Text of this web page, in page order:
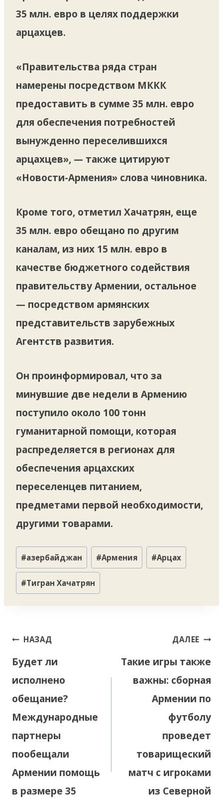
35 млн. евро в целях поддержки
арцахцев.
«Правительства ряда стран
намерены посредством МККК
предоставить в сумме 35 млн. евро
для обеспечения потребностей
вынужденно переселившихся
арцахцев», — также цитируют
«Новости-Армения» слова чиновника.
Кроме того, отметил Хачатрян, еще
35 млн. евро обещано по другим
каналам, из них 15 млн. евро в
качестве бюджетного содействия
правительству Армении, остальное
— посредством армянских
представительств зарубежных
Агентств развития.
Он проинформировал, что за
минувшие две недели в Армению
поступило около 100 тонн
гуманитарной помощи, которая
распределяется в регионах для
обеспечения арцахских
переселенцев питанием,
предметами первой необходимости,
другими товарами.
Метки
записи:
#азербайджан #Армения #Арцах
#Тигран Хачатрян
Навигация
записям
НАЗАД
Будет ли
исполнено
обещание?
Международные
партнеры
пообещали
Армении помощь
в размере 35
ДАЛЕЕ
Такие игры также
важны: сборная
Армении по
футболу
проведет
товарищеский
матч с игроками
из Северной